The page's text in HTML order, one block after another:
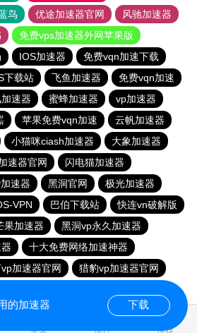
鸟 优途加速器官网
风驰加速器
免费vps加速器外网苹果版
IOS加速器
免费vqn加速下载
下载站 飞鱼加速器
免费vqn加速
速器 蜜蜂加速器
vp加速器
苹果免费vqn加速
云帆加速器
小猫咪ciash加速器
大象加速器
速器官网
闪电猫加速器
速器 黑洞官网
极光加速器
VPN 巴伯下载站
快连vn破解版
果加速器
黑洞vp永久加速器
十大免费网络加速神器
加速器官网
猎豹vp加速器官网
苹果 排行 推荐
的加速器 下载
0.612042s